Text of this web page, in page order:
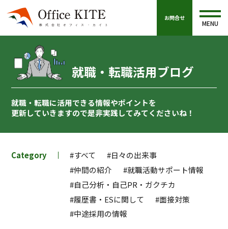
お問合せ
MENU
就職・転職活用ブログ
就職・転職に活用できる情報やポイントを
更新していきますので是非実践してみてくださいね！
Category #すべて
#日々の出来事
#仲間の紹介
#就職活動サポート情報
#自己分析・自己PR・ガクチカ
#履歴書・ESに関して
#面接対策
#中途採用の情報